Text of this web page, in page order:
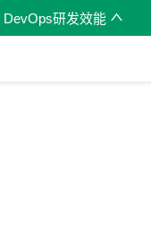
DevOps研发效能